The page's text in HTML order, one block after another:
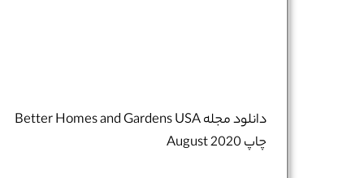
دانلود مجله Better Homes and Gardens USA
چاپ August 2020